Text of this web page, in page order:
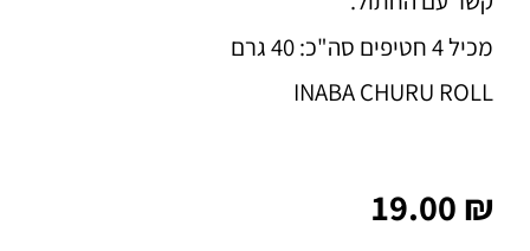
מכיל 4 חטיפים סה"כ: 40 גרם
INABA CHURU ROLL
19.00 ₪